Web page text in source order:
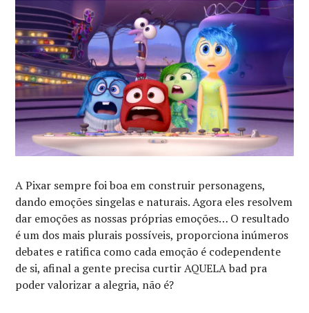
A Pixar sempre foi boa em construir personagens,
dando emoções singelas e naturais. Agora eles resolvem
dar emoções as nossas próprias emoções… O resultado
é um dos mais plurais possíveis, proporciona inúmeros
debates e ratifica como cada emoção é codependente
de si, afinal a gente precisa curtir AQUELA bad pra
poder valorizar a alegria, não é?